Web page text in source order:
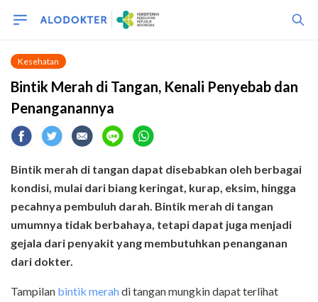
Kesehatan
Bintik Merah di Tangan, Kenali Penyebab dan
Penanganannya
Bintik merah di tangan dapat disebabkan oleh berbagai
kondisi, mulai dari biang keringat, kurap, eksim, hingga
pecahnya pembuluh darah. Bintik merah di tangan
umumnya tidak berbahaya, tetapi dapat juga menjadi
gejala dari penyakit yang membutuhkan penanganan
dari dokter.
Tampilan bintik merahdi tangan mungkin dapat terlihat